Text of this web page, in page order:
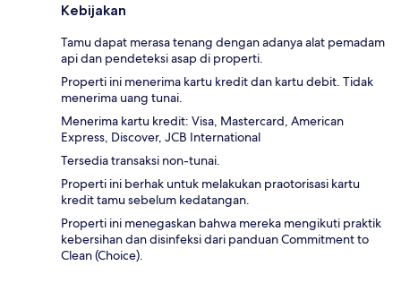
Kebijakan
Tamu dapat merasa tenang dengan adanya alat pemadam
api dan pendeteksi asap di properti.
Properti ini menerima kartu kredit dan kartu debit. Tidak
menerima uang tunai.
Menerima kartu kredit: Visa, Mastercard, American
Express, Discover, JCB International
Tersedia transaksi non-tunai.
Properti ini berhak untuk melakukan praotorisasi kartu
kredit tamu sebelum kedatangan.
Properti ini menegaskan bahwa mereka mengikuti praktik
kebersihan dan disinfeksi dari panduan Commitment to
Clean (Choice).